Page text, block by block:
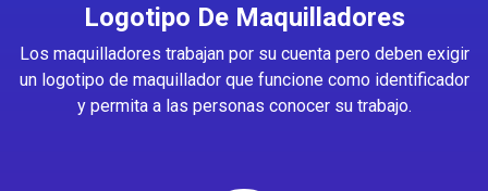
Logotipo De Maquilladores
Los maquilladores trabajan por su cuenta pero deben exigir
un logotipo de maquillador que funcione como identificador
y permita a las personas conocer su trabajo.